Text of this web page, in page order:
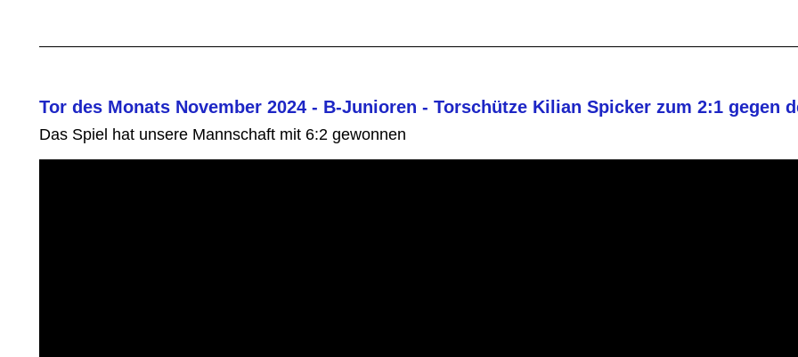
Tor des Monats November 2024 - B-Junioren - Torschütze Kilian Spicker zum 2:1 gegen
Das Spiel hat unsere Mannschaft mit 6:2 gewonnen